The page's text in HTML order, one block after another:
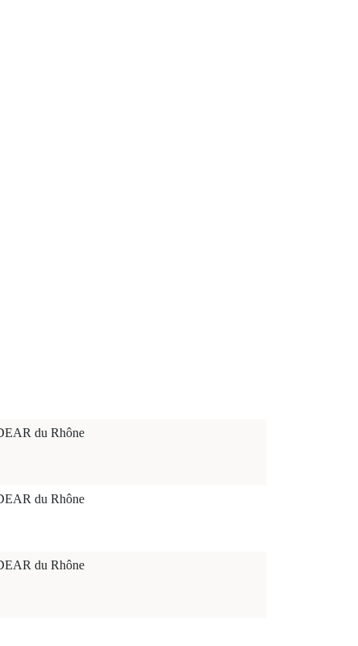
du Rhône
du Rhône
du Rhône